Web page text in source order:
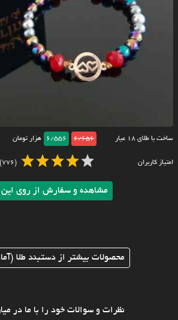
ساخت با طلای ۱۸ عیار 6/656
6/556 هزار تومان
امتیاز کاربران (776)
مشاهده و سفارش از روی این
محصولات بیشتر از دستبند طلا
نظرات و سوالات خود را با ما در